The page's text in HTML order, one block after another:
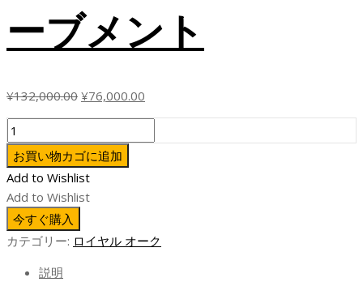
ーブメント
¥132,000.00 元
の
格
は
¥132,000.00
た。
¥76,000.00
在
す。
ZF
フ
ァ
ク
ト
リ
ー
お買い物カゴに追加
Add to Wishlist
Add to Wishlist
今すぐ購入
カテゴリー: ロイヤル オーク
説明